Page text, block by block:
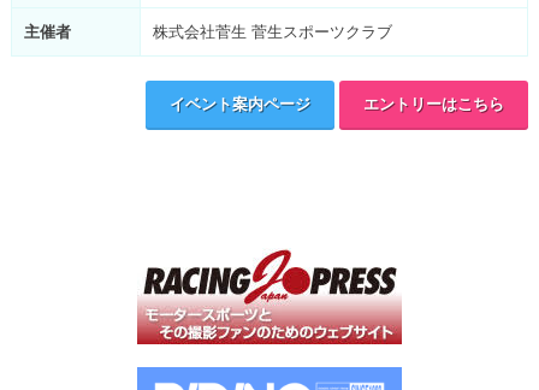
主催者 株式会社菅生 菅生スポーツクラブ
イベント案内ページ エントリーはこちら